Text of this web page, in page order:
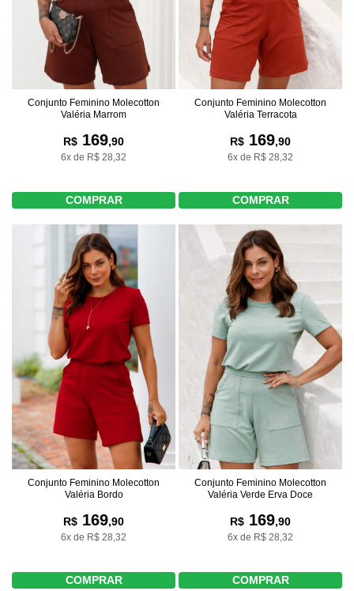
Conjunto Feminino Molecotton
Valéria Marrom
R$ 169,90
6x de R$ 28,32
COMPRAR
Conjunto Feminino Molecotton
Valéria Terracota
R$ 169,90
6x de R$ 28,32
COMPRAR
Conjunto Feminino Molecotton
Valéria Bordo
R$ 169,90
6x de R$ 28,32
COMPRAR
Conjunto Feminino Molecotton
Valéria Verde Erva Doce
R$ 169,90
6x de R$ 28,32
COMPRAR